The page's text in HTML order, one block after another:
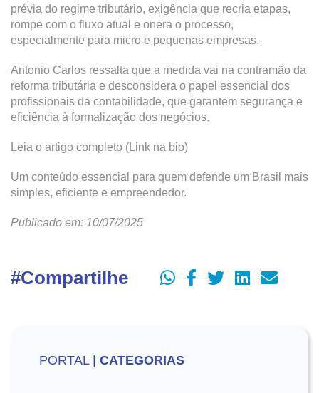
prévia do regime tributário, exigência que recria etapas,
rompe com o fluxo atual e onera o processo,
especialmente para micro e pequenas empresas.
Antonio Carlos ressalta que a medida vai na contramão da
reforma tributária e desconsidera o papel essencial dos
profissionais da contabilidade, que garantem segurança e
eficiência à formalização dos negócios.
Leia o artigo completo (Link na bio)
Um conteúdo essencial para quem defende um Brasil mais
simples, eficiente e empreendedor.
Publicado em: 10/07/2025
#Compartilhe
PORTAL | CATEGORIAS